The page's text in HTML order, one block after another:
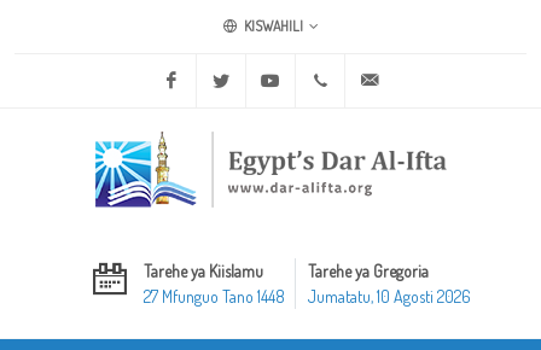
KISWAHILI
Facebook Twitter Youtube +20 2 25970400
Tarehe ya Kiislamu
27 Mfunguo Tano 1448
Tarehe ya Gregoria
Jumatatu, 10 Agosti 2026